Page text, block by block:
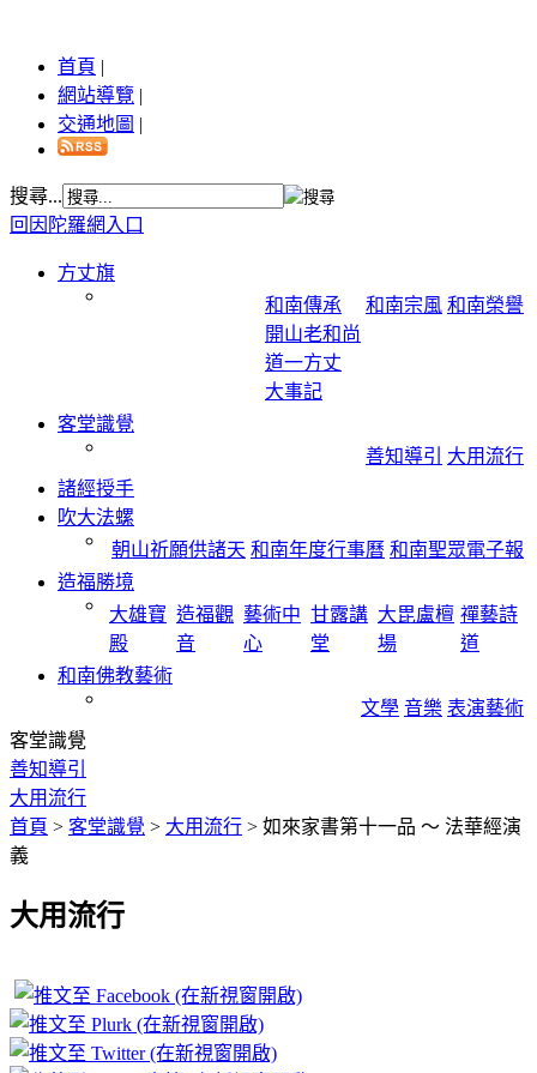
首頁 |
網站導覽 |
交通地圖 |
搜尋...
回因陀羅網入口
方丈旗
和南傳承
開山老和尚
道一方丈
大事記
和南宗風 和南榮譽
客堂識覺
善知導引
大用流行
諸經授手
吹大法螺
朝山祈願供諸天 和南年度行事曆 和南聖眾電子報
造福勝境
大雄寶
殿
造福觀
音
藝術中
心
甘露講
堂
大毘盧檀
場
禪藝詩
道
和南佛教藝術
文學 音樂 表演藝術
客堂識覺
善知導引
大用流行
首頁 > 客堂識覺 > 大用流行 > 如來家書第十一品 ～ 法華經演
義
大用流行